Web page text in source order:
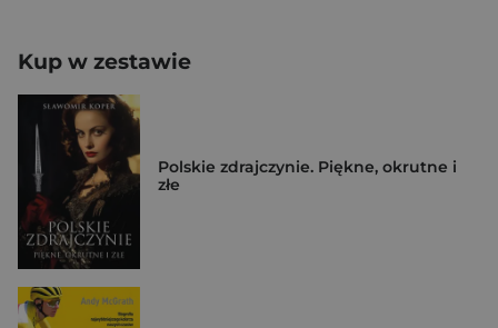
Kup w zestawie
Polskie zdrajczynie. Piękne, okrutne i
złe